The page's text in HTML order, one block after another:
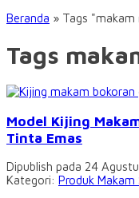
Beranda » Tags
Tags
Model Kijing
Tinta Emas
Dipublish pada 24
Kategori: Produk